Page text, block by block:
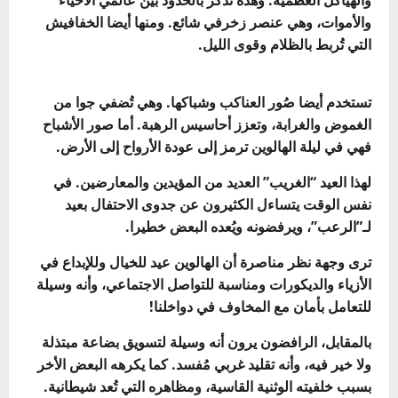
والأموات، وهي عنصر زخرفي شائع. ومنها أيضا الخفافيش
التي تُربط بالظلام وقوى الليل.
تستخدم أيضا صُور العناكب وشباكها. وهي تُضفي جوا من
الغموض والغرابة، وتعزز أحاسيس الرهبة. أما صور الأشباح
فهي في ليلة الهالوين ترمز إلى عودة الأرواح إلى الأرض.
لهذا العيد “الغريب” العديد من المؤيدين والمعارضين. في
نفس الوقت يتساءل الكثيرون عن جدوى الاحتفال بعيد
لـ”الرعب”، ويرفضونه ويُعده البعض خطيرا.
ترى وجهة نظر مناصرة أن الهالوين عيد للخيال وللإبداع في
الأزياء والديكورات ومناسبة للتواصل الاجتماعي، وأنه وسيلة
للتعامل بأمان مع المخاوف في دواخلنا!
بالمقابل، الرافضون يرون أنه وسيلة لتسويق بضاعة مبتذلة
ولا خير فيه، وأنه تقليد غربي مُفسد. كما يكرهه البعض الأخر
بسبب خلفيته الوثنية القاسية، ومظاهره التي تُعد شيطانية.